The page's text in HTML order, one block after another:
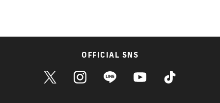
OFFICIAL SNS